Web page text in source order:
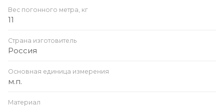
Вес погонного метра, кг
11
Страна изготовитель
Россия
Основная единица измерения
м.п.
Материал